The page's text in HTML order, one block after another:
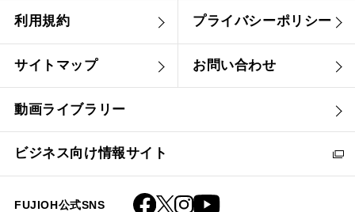
利用規約 プライバシーポリシー
サイトマップ お問い合わせ
動画ライブラリー
ビジネス向け情報サイト
FUJIOH公式SNS